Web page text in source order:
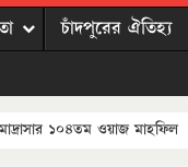
চাঁদপুরের ঐতিহ্য
১০৪তম ওয়াজ মাহফিল